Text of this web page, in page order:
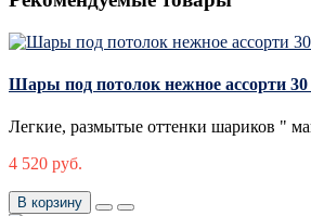
Шары под потолок нежное ассорти
Легкие, размытые оттенки шариков "
4 520 руб.
В корзину